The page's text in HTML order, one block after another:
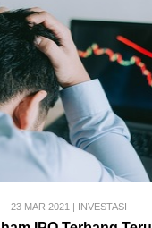
23 MAR 2021 INVESTASI